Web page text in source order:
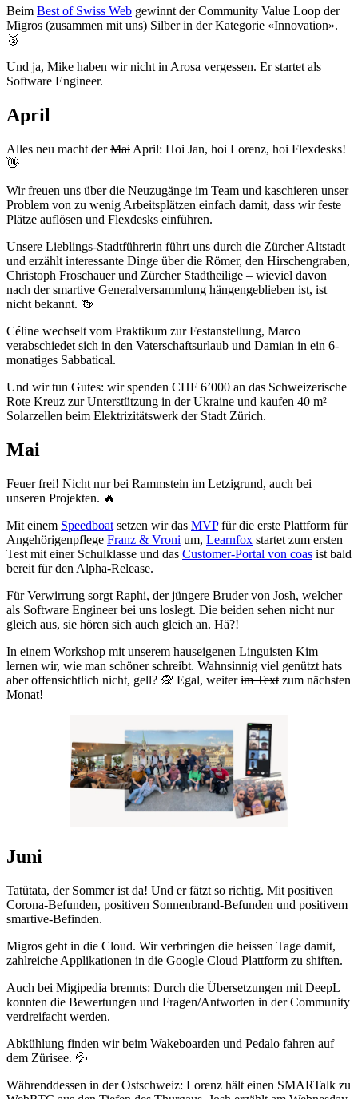
Beim Best of Swiss Web gewinnt der Community Value Loop der
Migros (zusammen mit uns) Silber in der Kategorie «Innovation».
🥈
Und ja, Mike haben wir nicht in Arosa vergessen. Er startet als
Software Engineer.
April
Alles neu macht derMai April: Hoi Jan, hoi Lorenz, hoi Flexdesks!
👋
Wir freuen uns über die Neuzugänge im Team und kaschieren unser
Problem von zu wenig Arbeitsplätzen einfach damit, dass wir feste
Plätze auflösen und Flexdesks einführen.
Unsere Lieblings-Stadtführerin führt uns durch die Zürcher Altstadt
und erzählt interessante Dinge über die Römer, den Hirschengraben,
Christoph Froschauer und Zürcher Stadtheilige – wieviel davon
nach der smartive Generalversammlung hängengeblieben ist, ist
nicht bekannt. 🍻
Céline wechselt vom Praktikum zur Festanstellung, Marco
verabschiedet sich in den Vaterschaftsurlaub und Damian in ein 6-
monatiges Sabbatical.
Und wir tun Gutes: wir spenden CHF 6’000 an das Schweizerische
Rote Kreuz zur Unterstützung in der Ukraine und kaufen 40 m²
Solarzellen beim Elektrizitätswerk der Stadt Zürich.
Mai
Feuer frei! Nicht nur bei Rammstein im Letzigrund, auch bei
unseren Projekten. 🔥
Mit einem Speedboat setzen wir das MVPfür die erste Plattform für
Angehörigenpflege Franz & Vroni um, Learnfox startet zum ersten
Test mit einer Schulklasse und das Customer-Portal von coas ist bald
bereit für den Alpha-Release.
Für Verwirrung sorgt Raphi, der jüngere Bruder von Josh, welcher
als Software Engineer bei uns loslegt. Die beiden sehen nicht nur
gleich aus, sie hören sich auch gleich an. Hä?!
In einem Workshop mit unserem hauseigenen Linguisten Kim
lernen wir, wie man schöner schreibt. Wahnsinnig viel genützt hats
aber offensichtlich nicht, gell? 🙊 Egal, weiterim Text zum nächsten
Monat!
Juni
Tatütata, der Sommer ist da! Und er fätzt so richtig. Mit positiven
Corona-Befunden, positiven Sonnenbrand-Befunden und positivem
smartive-Befinden.
Migros geht in die Cloud. Wir verbringen die heissen Tage damit,
zahlreiche Applikationen in die Google Cloud Plattform zu shiften.
Auch bei Migipedia brennts: Durch die Übersetzungen mit DeepL
konnten die Bewertungen und Fragen/Antworten in der Community
verdreifacht werden.
Abkühlung finden wir beim Wakeboarden und Pedalo fahren auf
dem Zürisee. 💦
Währenddessen in der Ostschweiz: Lorenz hält einen SMARTalk zu